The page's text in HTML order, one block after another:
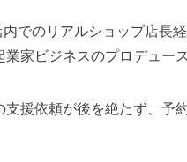
でのリアルショップ店長
家ビジネスのプロデュー
援依頼が後を絶たず、予